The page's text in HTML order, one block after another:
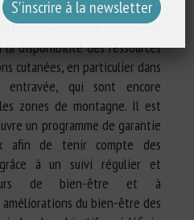
et du Sud (1891 vaches
problèmes de bien-être
disponibilité des ressources
cutanées, en particulier dans
qui sont encore
zones de montagne. Il est
un programme de garantie
afin de tenir compte des
à un suivi régulier et
de bien-être et à
améliorations du bien-être des